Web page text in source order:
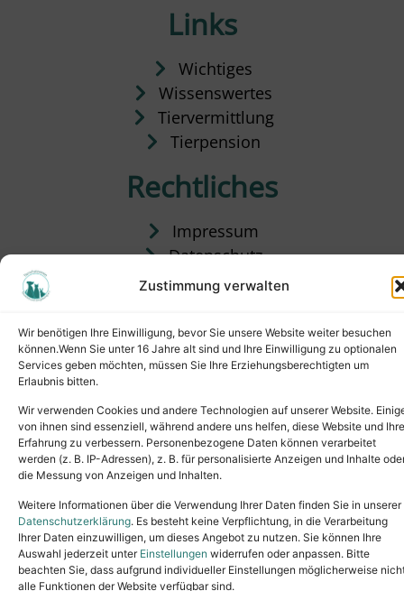
Zustimmung verwalten
Wir benötigen Ihre Einwilligung, bevor Sie unsere Website weiter besuchen
können.Wenn Sie unter 16 Jahre alt sind und Ihre Einwilligung zu optionalen
Services geben möchten, müssen Sie Ihre Erziehungsberechtigten um
Erlaubnis bitten.
Wir verwenden Cookies und andere Technologien auf unserer Website.
von ihnen sind essenziell, während andere uns helfen, diese Website und Ihre
Erfahrung zu verbessern. Personenbezogene Daten können verarbeitet
werden (z. B. IP-Adressen), z. B. für personalisierte Anzeigen und Inhalte
die Messung von Anzeigen und Inhalten.
Weitere Informationen über die Verwendung Ihrer Daten finden Sie in unserer
Datenschutzerklärung. Es besteht keine Verpflichtung, in die Verarbeitung
Ihrer Daten einzuwilligen, um dieses Angebot zu nutzen. Sie können Ihre
Auswahl jederzeit unter Einstellungen widerrufen oder anpassen. Bitte
beachten Sie, dass aufgrund individueller Einstellungen möglicherweise
alle Funktionen der Website verfügbar sind.
Links
Wichtiges
Wissenswertes
Tiervermittlung
Tierpension
Rechtliches
Impressum
Datenschutz
Satzung
Copyright © 2024. All rights reserved.
Tel.: (02631) 55356buero@tierheim-neuwied.de
Ludwigshof 1, 56567 Neuwied